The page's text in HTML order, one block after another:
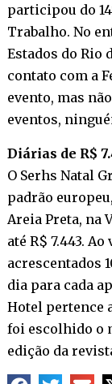
participou do
Trabalho. No
Estados do Rio
contato com a
evento, mas
eventos,
Diárias de R$
O Serhs Natal
padrão
Areia Preta, na
até R$ 7.443.
acrescentados
dia para cada
Hotel pertence
foi escolhido o
edição da